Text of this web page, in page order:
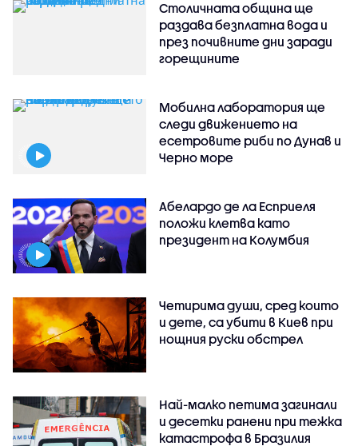
Столичната община ще
раздава безплатна вода и
през почивните дни заради
горещините
Мобилна лаборатория ще
следи движението на
есетровите риби по Дунав и
Черно море
Абелардо де ла Есприеля
положи клетва като
президент на Колумбия
Четирима души, сред които
и дете, са убити в Киев при
нощния руски обстрел
Най-малко петима загинали
и десетки ранени при тежка
катастрофа в Бразилия